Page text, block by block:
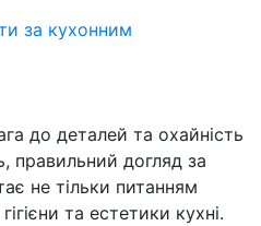
до деталей та охайність
правильний догляд за
не тільки питанням
та естетики кухні.